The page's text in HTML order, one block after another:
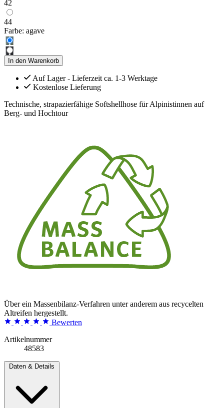
42
44
Farbe: agave
In den Warenkorb
Auf Lager - Lieferzeit ca. 1-3 Werktage
Kostenlose Lieferung
Technische, strapazierfähige Softshellhose für Alpinistinnen auf
Berg- und Hochtour
Über ein Massenbilanz-Verfahren unter anderem aus recycelten
Altreifen hergestellt.
Bewerten
Artikelnummer
48583
Daten & Details